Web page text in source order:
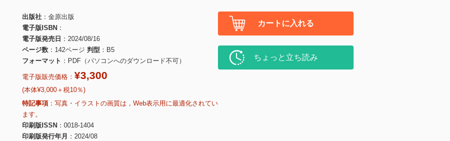
出版社
金原出版
電子版ISBN
電子版発売日
2024/08/16
ページ数
142ページ 判型
B5
フォーマット
PDF（パソコンへのダウンロード不可）
電子版販売価格： ¥3,300
(本体¥3,000＋税10％)
特記事項
写真・イラストの画質は，Web表示用に最適化されてい
ます。
印刷版ISSN
0018-1404
印刷版発行年月
2024/08
カートに入れる
ちょっと立ち読み